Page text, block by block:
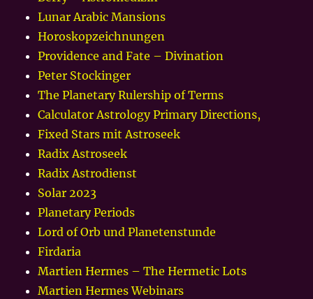
Lunar Arabic Mansions
Horoskopzeichnungen
Providence and Fate – Divination
Peter Stockinger
The Planetary Rulership of Terms
Calculator Astrology Primary Directions,
Fixed Stars mit Astroseek
Radix Astroseek
Radix Astrodienst
Solar 2023
Planetary Periods
Lord of Orb und Planetenstunde
Firdaria
Martien Hermes – The Hermetic Lots
Martien Hermes Webinars